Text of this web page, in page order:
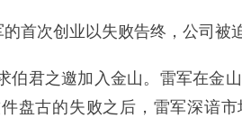
首次创业以失败告终，公司被
伯君之邀加入金山。雷军在金
盘古的失败之后，雷军深谙市